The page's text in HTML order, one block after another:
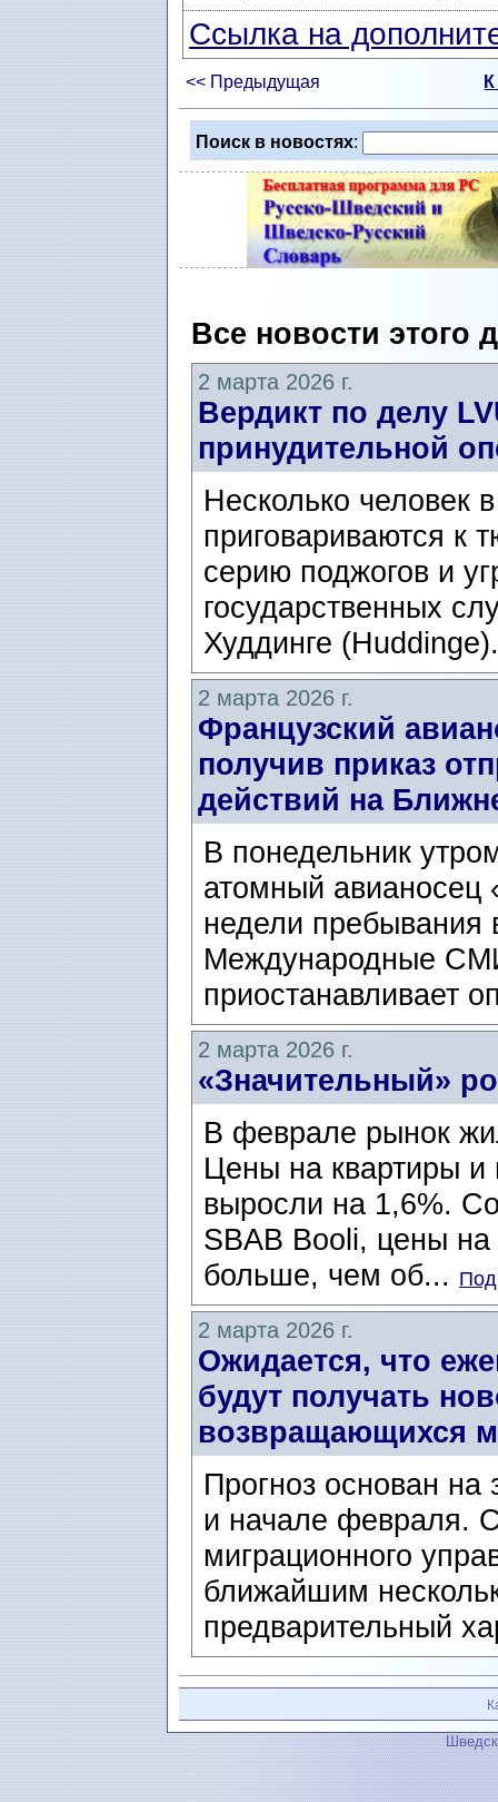
Ссылка на
<< Предыдущая
Поиск в новостях:
Все новости этого
2 марта 2026 г.
Вердикт по делу
принудительной
Несколько человек
приговариваются к
серию поджогов и
государственных
Худдинге
2 марта 2026 г.
Французский
получив приказ
действий на
В понедельник
атомный авианосец
недели пребывания
Международные
приостанавливает
2 марта 2026 г.
«Значительный»
В феврале рынок
Цены на квартиры
выросли на 1,6%.
SBAB Booli, цены на
больше, чем об...
2 марта 2026 г.
Ожидается, что
будут получать
возвращающихся
Прогноз основан на
и начале февраля.
миграционного
ближайшим
предварительный